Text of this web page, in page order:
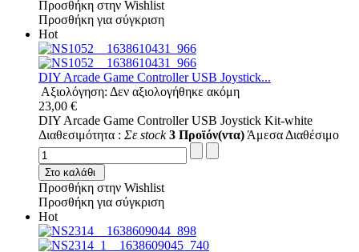
Προσθήκη στην Wishlist
Προσθήκη για σύγκριση
Hot
DIY Arcade Game Controller USB Joystick...
Αξιολόγηση: Δεν αξιολογήθηκε ακόμη
23,00 €
DIY Arcade Game Controller USB Joystick Kit-white
Διαθεσιμότητα : Σε stock 3 Προϊόν(ντα) Άμεσα Διαθέσιμο
Στο καλάθι
Προσθήκη στην Wishlist
Προσθήκη για σύγκριση
Hot